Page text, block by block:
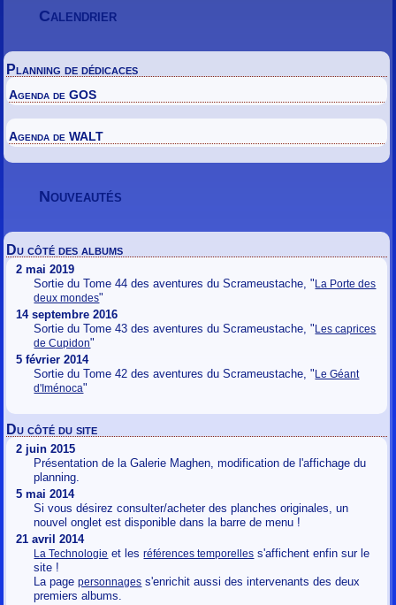
Calendrier
Planning de dédicaces
Agenda de GOS
Agenda de WALT
Nouveautés
Du côté des albums
2 mai 2019
Sortie du Tome 44 des aventures du Scrameustache, " La Porte des
deux mondes"
14 septembre 2016
Sortie du Tome 43 des aventures du Scrameustache, " Les caprices
de Cupidon"
5 février 2014
Sortie du Tome 42 des aventures du Scrameustache, " Le Géant
d'Iménoca"
Du côté du site
2 juin 2015
Présentation de la Galerie Maghen, modification de l'affichage du
planning.
5 mai 2014
Si vous désirez consulter/acheter des planches originales, un
nouvel onglet est disponible dans la barre de menu !
21 avril 2014
La Technologie et lesréférences temporelles s'affichent enfin sur le
site !
La pagepersonnages s'enrichit aussi des intervenants des deux
premiers albums.